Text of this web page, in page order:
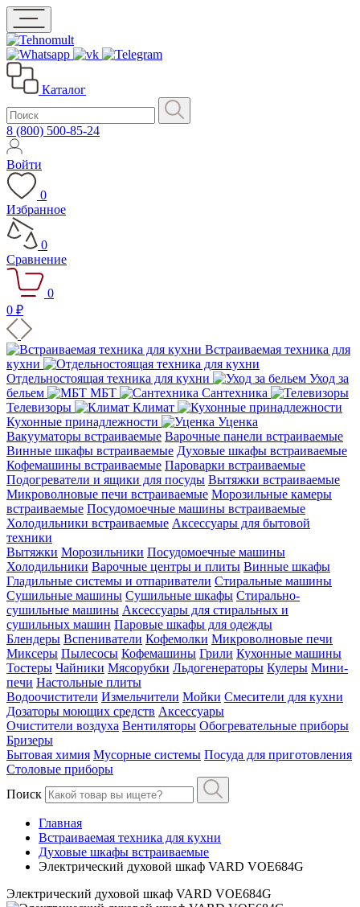
Каталог
8 (800) 500-85-24
Войти
0
Избранное
0
Сравнение
0
0 ₽
Встраиваемая техника для
кухни
Отдельностоящая техника для кухни
Уход за
бельем
МБТ
Сантехника
Телевизоры
Климат
Кухонные принадлежности
Уценка
Вакууматоры встраиваемые Варочные панели встраиваемые
Винные шкафы встраиваемые Духовые шкафы встраиваемые
Кофемашины встраиваемые Пароварки встраиваемые
Подогреватели и ящики для посуды Вытяжки встраиваемые
Микроволновые печи встраиваемые Морозильные камеры
встраиваемые Посудомоечные машины встраиваемые
Холодильники встраиваемые Аксессуары для бытовой
техники
Вытяжки Морозильники Посудомоечные машины
Холодильники Варочные центры и плиты Винные шкафы
Гладильные системы и отпариватели Стиральные машины
Сушильные машины Сушильные шкафы Стирально-
сушильные машины Аксессуары для стиральных и
сушильных машин Паровые шкафы для одежды
Блендеры Вспениватели Кофемолки Микроволновые печи
Миксеры Пылесосы Кофемашины Грили Кухонные машины
Тостеры Чайники Мясорубки Льдогенераторы Кулеры Мини-
печи Настольные плиты
Водоочистители Измельчители Мойки Смесители для кухни
Дозаторы моющих средств Аксессуары
Очистители воздуха Вентиляторы Обогревательные приборы
Бризеры
Бытовая химия Мусорные системы Посуда для приготовления
Столовые приборы
Поиск
Главная
Встраиваемая техника для кухни
Духовые шкафы встраиваемые
Электрический духовой шкаф VARD VOE684G
Электрический духовой шкаф VARD VOE684G